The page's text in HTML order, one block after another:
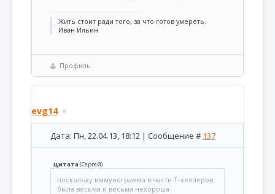
Жить стоит ради того, за что готов умереть.
Иван Ильин
Профиль
evg14
Дата: Пн, 22.04.13, 18:12 | Сообщение # 137
Цитата(Сергей)
поскольку иммунограмма в части Т-хелперов
была весьма и весьма нехороша